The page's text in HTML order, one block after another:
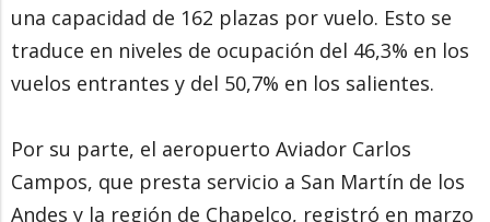
una capacidad de 162 plazas por vuelo. Esto se
traduce en niveles de ocupación del 46,3% en los
vuelos entrantes y del 50,7% en los salientes.
Por su parte, el aeropuerto Aviador Carlos
Campos, que presta servicio a San Martín de los
Andes y la región de Chapelco, registró en marzo